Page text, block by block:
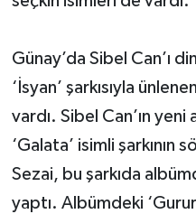
Günay’da Sibel Can’ı
‘İsyan’ şarkısıyla
vardı. Sibel Can’ın
‘Galata’ isimli şarkının
Sezai, bu şarkıda
yaptı. Albümdeki